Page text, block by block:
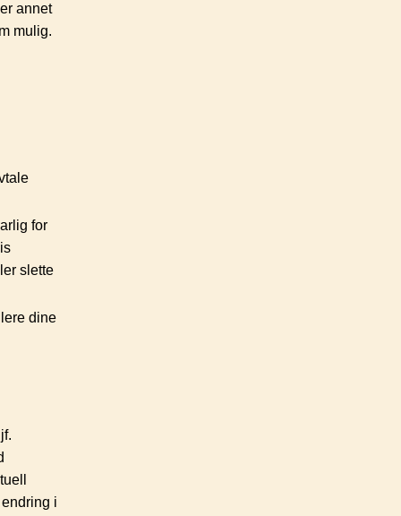
annet
mulig.
for
slette
dine
i